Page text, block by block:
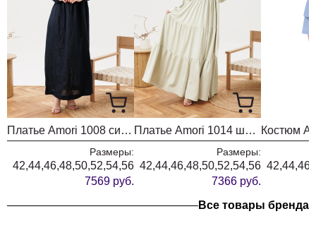
Платье Amori 1008 синий
Размеры:
42,44,46,48,50,52,54,56
7569 руб.
Платье Amori 1014 шампиньон
Размеры:
42,44,46,48,50,52,54,56
7366 руб.
Все товары бренда